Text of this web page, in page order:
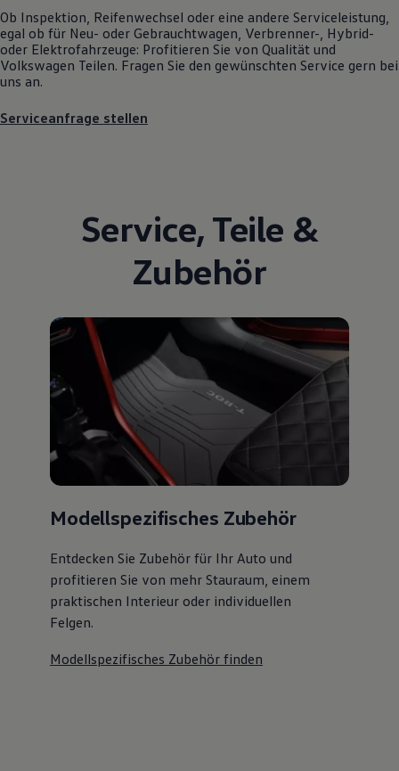
Pannen- und Unfallhilfe
Economy Service
Volkswagen Teile
Zubehör
Transport
Entertainment und Elektronik
Handy und Fahrzeug verbinden
Updates für Software, Karten und Radio
Über Ihr Auto
Vorgängermodelle
Kundeninformationen
Warn- und Kontrollleuchten
Assistenzsysteme
Digitale Betriebsanleitung
Live Beratung
Magazin
Lifestyle
Transport
Familie
Elektromobilität
Volkswagen R
Pannen- und Unfallhilfe
Ob Inspektion, Reifenwechsel oder eine andere Serviceleistung,
egal ob für Neu- oder Gebrauchtwagen , Verbrenner-, Hybrid-
oder Elektrofahrzeuge: Profitieren Sie von Qualität und
Volkswagen Teilen. Fragen Sie den gewünschten Service gern bei
uns an.
Serviceanfrage stellen
Service, Teile &
Zubehör
Modellspezifisches Zubehör
Entdecken Sie Zubehör für Ihr Auto und
profitieren Sie von mehr Stauraum, einem
praktischen Interieur oder individuellen
Felgen.
Modellspezifisches Zubehör finden